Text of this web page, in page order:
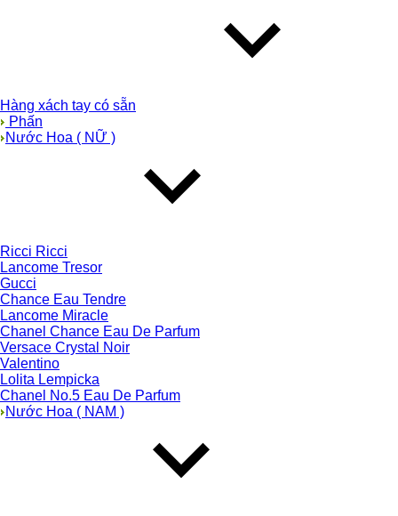
Hàng xách tay có sẵn
Phấn
Nước Hoa ( NỮ )
Ricci Ricci
Lancome Tresor
Gucci
Chance Eau Tendre
Lancome Miracle
Chanel Chance Eau De Parfum
Versace Crystal Noir
Valentino
Lolita Lempicka
Chanel No.5 Eau De Parfum
Nước Hoa ( NAM )